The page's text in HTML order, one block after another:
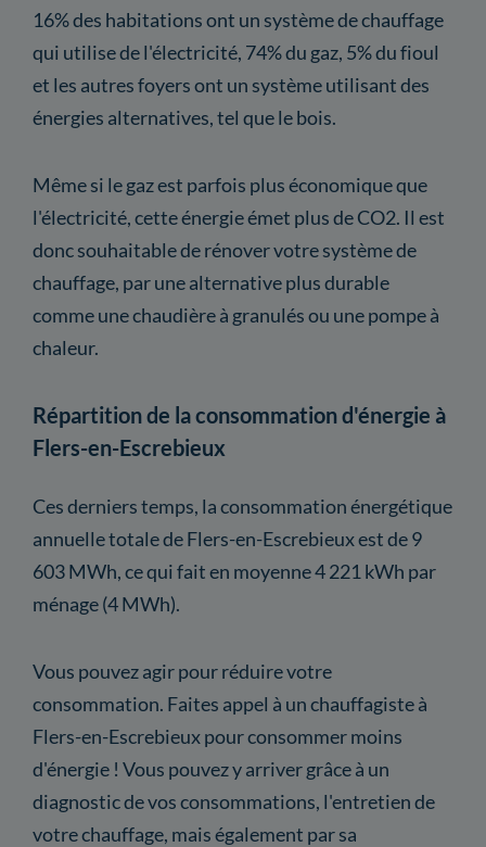
16% des habitations ont un système de chauffage
qui utilise de l'électricité, 74% du gaz, 5% du fioul
et les autres foyers ont un système utilisant des
énergies alternatives, tel que le bois.
Même si le gaz est parfois plus économique que
l'électricité, cette énergie émet plus de CO2. Il est
donc souhaitable de rénover votre système de
chauffage, par une alternative plus durable
comme une chaudière à granulés ou une pompe à
chaleur.
Répartition de la consommation d'énergie à
Flers-en-Escrebieux
Ces derniers temps, la consommation énergétique
annuelle totale de Flers-en-Escrebieux est de 9
603 MWh, ce qui fait en moyenne 4 221 kWh par
ménage (4 MWh).
Vous pouvez agir pour réduire votre
consommation. Faites appel à un chauffagiste à
Flers-en-Escrebieux pour consommer moins
d'énergie ! Vous pouvez y arriver grâce à un
diagnostic de vos consommations, l'entretien de
votre chauffage, mais également par sa